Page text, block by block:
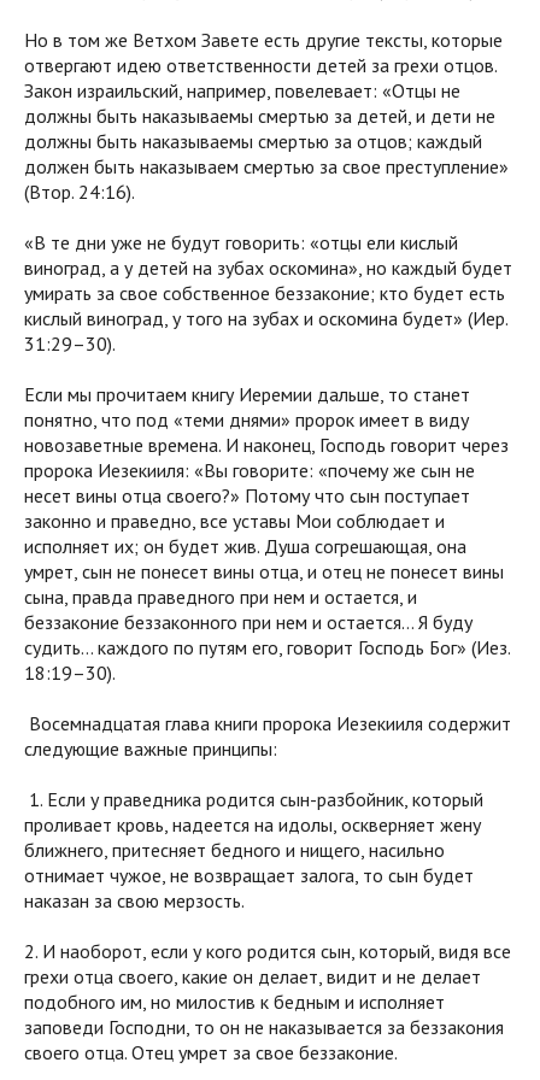
Но в том же Ветхом Завете есть другие тексты, которые
отвергают идею ответственности детей за грехи отцов.
Закон израильский, например, повелевает: «Отцы не
должны быть наказываемы смертью за детей, и дети не
должны быть наказываемы смертью за отцов; каждый
должен быть наказываем смертью за свое преступление»
(Втор. 24:16).
«В те дни уже не будут говорить: «отцы ели кислый
виноград, а у детей на зубах оскомина», но каждый будет
умирать за свое собственное беззаконие; кто будет есть
кислый виноград, у того на зубах и оскомина будет» (Иер.
31:29–30).
Если мы прочитаем книгу Иеремии дальше, то станет
понятно, что под «теми днями» пророк имеет в виду
новозаветные времена. И наконец, Господь говорит через
пророка Иезекииля: «Вы говорите: «почему же сын не
несет вины отца своего?» Потому что сын поступает
законно и праведно, все уставы Мои соблюдает и
исполняет их; он будет жив. Душа согрешающая, она
умрет, сын не понесет вины отца, и отец не понесет вины
сына, правда праведного при нем и остается, и
беззаконие беззаконного при нем и остается… Я буду
судить… каждого по путям его, говорит Господь Бог» (Иез.
18:19–30).
Восемнадцатая глава книги пророка Иезекииля содержит
следующие важные принципы:
1. Если у праведника родится сын-разбойник, который
проливает кровь, надеется на идолы, оскверняет жену
ближнего, притесняет бедного и нищего, насильно
отнимает чужое, не возвращает залога, то сын будет
наказан за свою мерзость.
2. И наоборот, если у кого родится сын, который, видя все
грехи отца своего, какие он делает, видит и не делает
подобного им, но милостив к бедным и исполняет
заповеди Господни, то он не наказывается за беззакония
своего отца. Отец умрет за свое беззаконие.